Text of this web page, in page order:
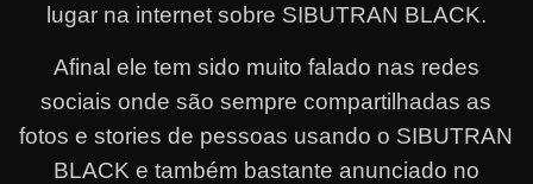
u
lugar na internet sobre SIBUTRAN BLACK.
Afinal ele tem sido muito falado nas redes
sociais onde são sempre compartilhadas as
fotos e stories de pessoas usando o SIBUTRAN
BLACK e também bastante anunciado no